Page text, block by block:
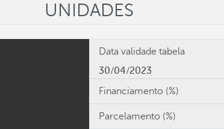
UNIDADES
Data validade tabela
30/04/2023
Financiamento (%)
Parcelamento (%)